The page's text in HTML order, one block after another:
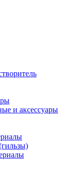
и аксессуары